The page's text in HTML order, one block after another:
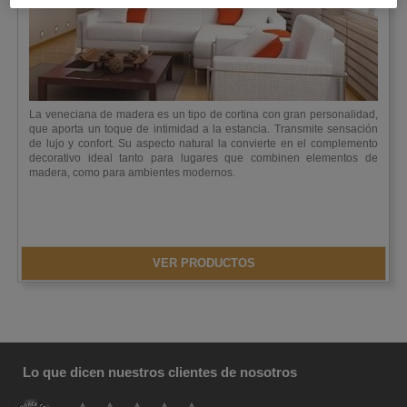
La veneciana de madera es un tipo de cortina con gran personalidad,
que aporta un toque de intimidad a la estancia. Transmite sensación
de lujo y confort. Su aspecto natural la convierte en el complemento
decorativo ideal tanto para lugares que combinen elementos de
madera, como para ambientes modernos.
VER PRODUCTOS
Lo que dicen nuestros clientes de nosotros